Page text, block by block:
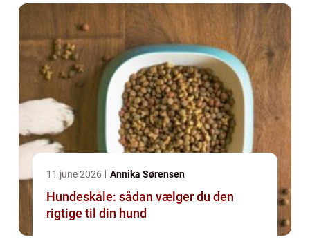
11 june 2026 Annika Sørensen
Hundeskåle: sådan vælger du den
rigtige til din hund